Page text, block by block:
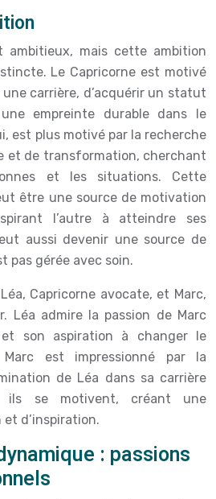
ambitieux, mais cette ambition
Le Capricorne est motivé
carrière, d’acquérir un statut
empreinte durable dans le
est plus motivé par la recherche
et de transformation, cherchant
et les situations. Cette
être une source de motivation
l’autre à atteindre ses
aussi devenir une source de
pas gérée avec soin.
Capricorne avocate, et Marc,
Léa admire la passion de Marc
son aspiration à changer le
est impressionné par la
de Léa dans sa carrière
ils se motivent, créant une
d’inspiration.
: passions